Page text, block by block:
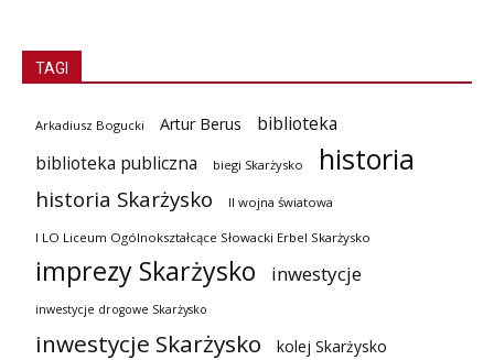
TAGI
Arkadiusz Bogucki Artur Berus
biblioteka
biblioteka publiczna
biegi Skarżysko historia
historia Skarżysko II wojna światowa
I LO Liceum Ogólnokształcące Słowacki Erbel Skarżysko
imprezy Skarżysko inwestycje
inwestycje drogowe Skarżysko
inwestycje Skarżysko kolej Skarżysko